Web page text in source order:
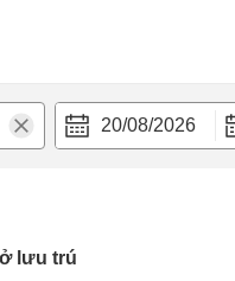
20/08/2026
lưu trú